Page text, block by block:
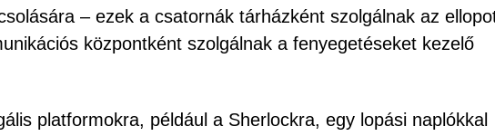
– ezek a csatornák tárházként szolgálnak az
központként szolgálnak a fenyegetéseket kezelő
platformokra, például a Sherlockra, egy lopási naplókkal